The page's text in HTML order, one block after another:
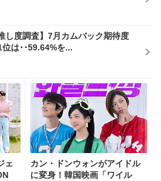
し度調査】7月カムバック期待度
は･･59.64%を...
ェ
カン・ドンウォンがアイドル
に変身！韓国映画「ワイル